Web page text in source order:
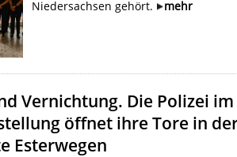
Niedersachsen gehört.
mehr
Vernichtung. Die Polizei im
öffnet ihre Tore in
Esterwegen